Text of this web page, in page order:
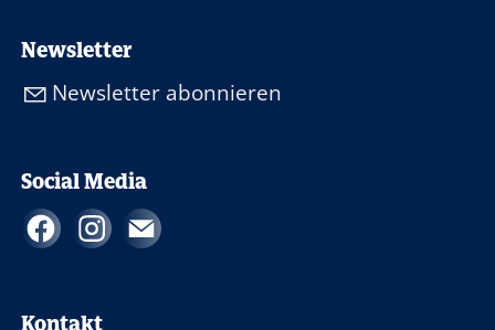
Newsletter
Newsletter abonnieren
Social Media
Kontakt